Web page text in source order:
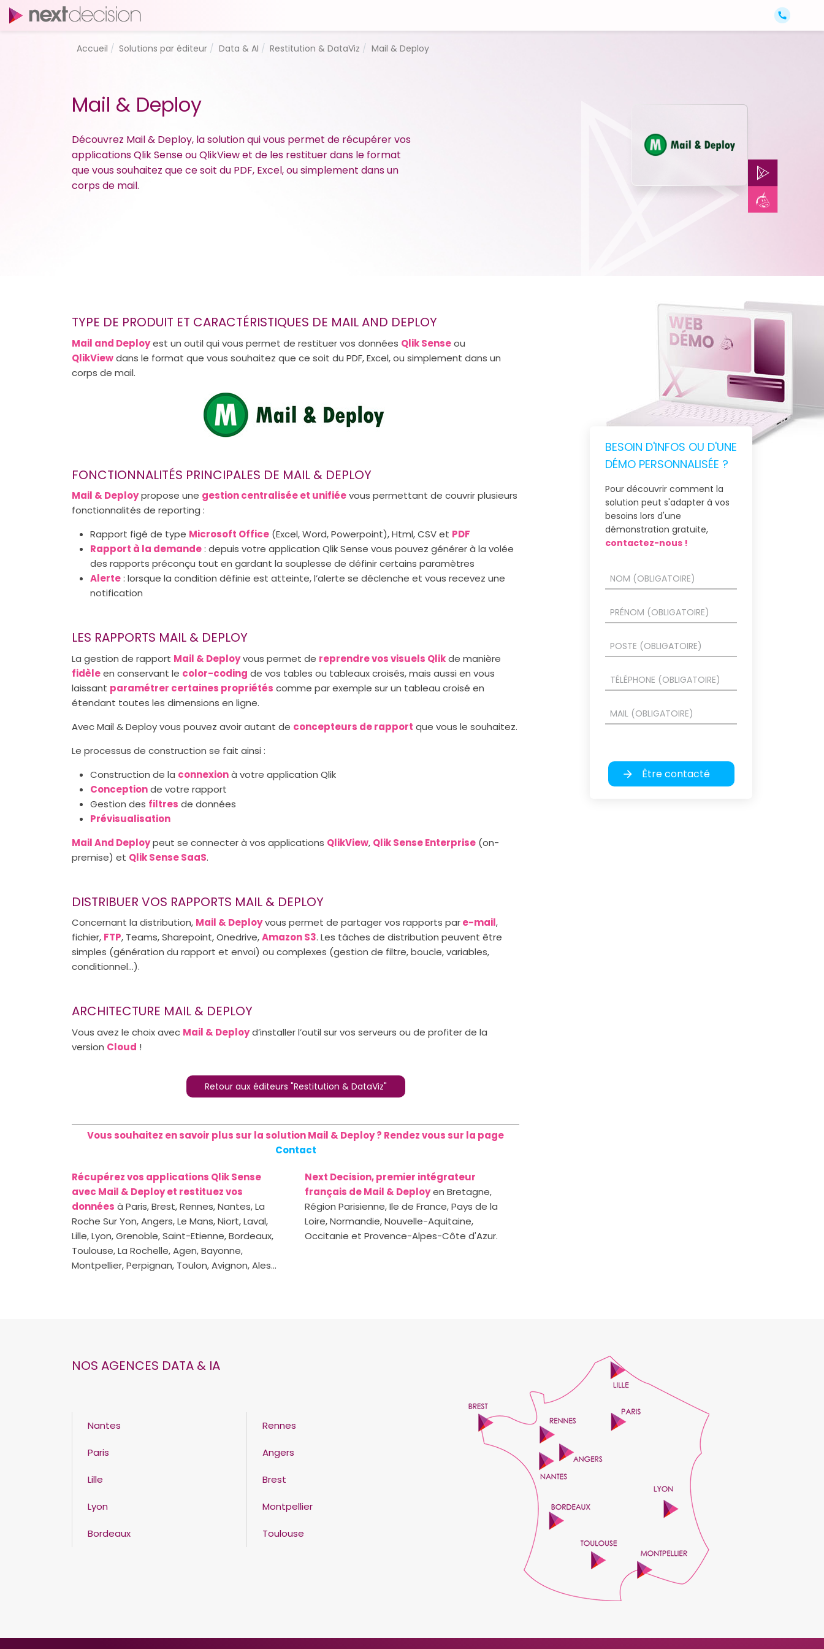
Accueil Solutions par éditeur Data & AI Restitution & DataViz Mail & Deploy
Mail & Deploy
Découvrez Mail & Deploy, la solution qui vous permet de récupérer vos
applications Qlik Sense ou QlikView et de les restituer dans le format
que vous souhaitez que ce soit du PDF, Excel, ou simplement dans un
corps de mail.
TYPE DE PRODUIT ET CARACTÉRISTIQUES DE MAIL AND DEPLOY
Mail and Deployest un outil qui vous permet de restituer vos données Qlik Senseou
QlikViewdans le format que vous souhaitez que ce soit du PDF, Excel, ou simplement dans un
corps de mail.
FONCTIONNALITÉS PRINCIPALES DE MAIL & DEPLOY
Mail & Deploypropose une gestion centralisée et unifiéevous permettant de couvrir plusieurs
fonctionnalités de reporting :
Rapport figé de type Microsoft Office (Excel, Word, Powerpoint), Html, CSV et PDF
Rapport à la demande: depuis votre application Qlik Sense vous pouvez générer à la volée
des rapports préconçu tout en gardant la souplesse de définir certains paramètres
Alerte: lorsque la condition définie est atteinte, l’alerte se déclenche et vous recevez une
notification
LES RAPPORTS MAIL & DEPLOY
La gestion de rapport Mail & Deployvous permet de reprendre vos visuels Qlikde manière
fidèleen conservant le color-coding de vos tables ou tableaux croisés, mais aussi en vous
laissant paramétrer certaines propriétés comme par exemple sur un tableau croisé en
étendant toutes les dimensions en ligne.
Avec Mail & Deploy vous pouvez avoir autant de concepteurs de rapport que vous le souhaitez.
Le processus de construction se fait ainsi :
Construction de la connexionà votre application Qlik
Conceptionde votre rapport
Gestion des filtres de données
Prévisualisation
Mail And Deploypeut se connecter à vos applications QlikView, Qlik Sense Enterprise (on-
premise) et Qlik Sense SaaS.
DISTRIBUER VOS RAPPORTS MAIL & DEPLOY
Concernant la distribution, Mail & Deployvous permet de partager vos rapports pare-mail,
fichier, FTP, Teams, Sharepoint, Onedrive,Amazon S3. Les tâches de distribution peuvent être
simples (génération du rapport et envoi) ou complexes (gestion de filtre, boucle, variables,
conditionnel…).
ARCHITECTURE MAIL & DEPLOY
Vous avez le choix avec Mail & Deployd’installer l’outil sur vos serveurs ou de profiter de la
version Cloud !
Retour aux éditeurs "Restitution & DataViz"
Vous souhaitez en savoir plus sur la solution Mail & Deploy ? Rendez vous sur la page
Contact
Récupérez vos applications Qlik Sense
avec Mail & Deploy et restituez vos
données à Paris, Brest, Rennes, Nantes, La
Roche Sur Yon, Angers, Le Mans, Niort, Laval,
Lille, Lyon, Grenoble, Saint-Etienne, Bordeaux,
Toulouse, La Rochelle, Agen, Bayonne,
Montpellier, Perpignan, Toulon, Avignon, Ales...
Next Decision, premier intégrateur
français de Mail & Deployen Bretagne,
Région Parisienne, Ile de France, Pays de la
Loire, Normandie, Nouvelle-Aquitaine,
Occitanie et Provence-Alpes-Côte d'Azur.
BESOIN D'INFOS OU D'UNE
DÉMO PERSONNALISÉE ?
Pour découvrir comment la
solution peut s'adapter à vos
besoins lors d'une
démonstration gratuite,
contactez-nous !
Être contacté
NOS AGENCES DATA & IA
Nantes
Paris
Lille
Lyon
Bordeaux
Rennes
Angers
Brest
Montpellier
Toulouse